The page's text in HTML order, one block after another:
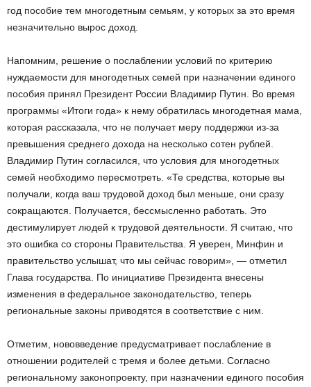
год пособие тем многодетным семьям, у которых за это время
незначительно вырос доход.
Напомним, решение о послаблении условий по критерию
нуждаемости для многодетных семей при назначении единого
пособия принял Президент России Владимир Путин. Во время
программы «Итоги года» к нему обратилась многодетная мама,
которая рассказала, что не получает меру поддержки из-за
превышения среднего дохода на несколько сотен рублей.
Владимир Путин согласился, что условия для многодетных
семей необходимо пересмотреть. «Те средства, которые вы
получали, когда ваш трудовой доход был меньше, они сразу
сокращаются. Получается, бессмысленно работать. Это
дестимулирует людей к трудовой деятельности. Я считаю, что
это ошибка со стороны Правительства. Я уверен, Минфин и
правительство услышат, что мы сейчас говорим», — отметил
Глава государства. По инициативе Президента внесены
изменения в федеральное законодательство, теперь
региональные законы приводятся в соответствие с ним.
Отметим, нововведение предусматривает послабление в
отношении родителей с тремя и более детьми. Согласно
региональному законопроекту, при назначении единого пособия